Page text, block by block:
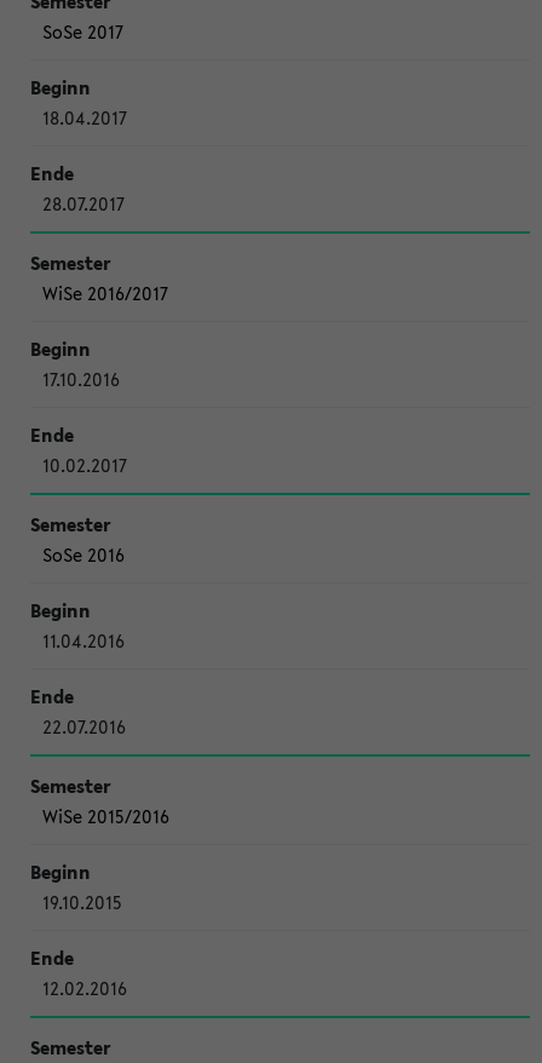
SoSe 2017
18.04.2017
28.07.2017
WiSe 2016/2017
17.10.2016
10.02.2017
SoSe 2016
11.04.2016
22.07.2016
WiSe 2015/2016
19.10.2015
12.02.2016